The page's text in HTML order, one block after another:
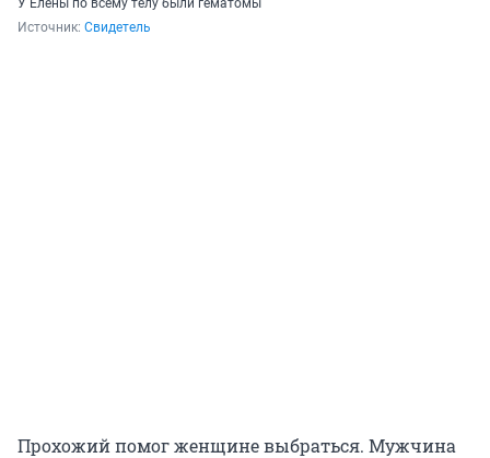
Источник: Свидетель
Прохожий помог женщине выбраться. Мужчина